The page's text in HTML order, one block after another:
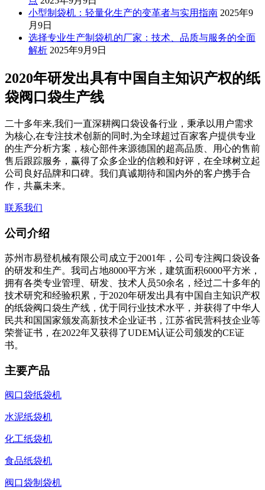
小型制袋机：轻量化生产的变革者与实用指南 2025年9
月9日
选择专业生产制袋机的厂家：技术、品质与服务的全面
解析 2025年9月9日
2020年研发出具有中国自主知识产权的纸
袋阀口袋生产线
二十多年来,我们一直深耕阀口袋设备行业，秉承以用户需求
为核心,在专注技术创新的同时,为全球超过百家客户提供专业
的生产分析方案，核心部件来源德国的超高品质、用心的售前
售后跟踪服务，赢得了众多企业的信赖和好评，在全球树立起
公司良好品牌和口碑。我们真诚期待和国内外的客户携手合
作，共赢未来。
联系我们
公司介绍
苏州市易登机械有限公司成立于2001年，公司专注阀口袋设备
的研发和生产。我司占地8000平方米，建筑面积6000平方米，
拥有各类专业管理、研发、技术人员50余名，经过二十多年的
技术研究和经验积累，于2020年研发出具有中国自主知识产权
的纸袋阀口袋生产线，优于同行业技术水平，并获得了中华人
民共和国国家颁发高新技术企业证书，江苏省民营科技企业等
荣誉证书，在2022年又获得了UDEM认证公司颁发的CE证
书。
主要产品
阀口袋纸袋机
水泥纸袋机
化工纸袋机
食品纸袋机
阀口袋制袋机